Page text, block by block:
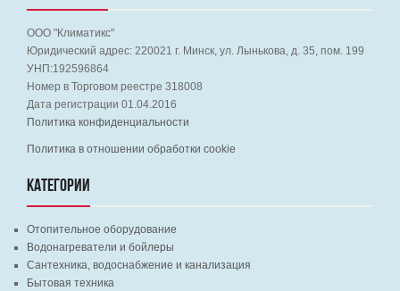
ООО "Климатикс"
Юридический адрес: 220021 г. Минск, ул. Лынькова, д. 35, пом. 199
УНП:192596864
Номер в Торговом реестре 318008
Дата регистрации 01.04.2016
Политика конфиденциальности
Политика в отношении обработки cookie
КАТЕГОРИИ
Отопительное оборудование
Водонагреватели и бойлеры
Сантехника, водоснабжение и канализация
Бытовая техника